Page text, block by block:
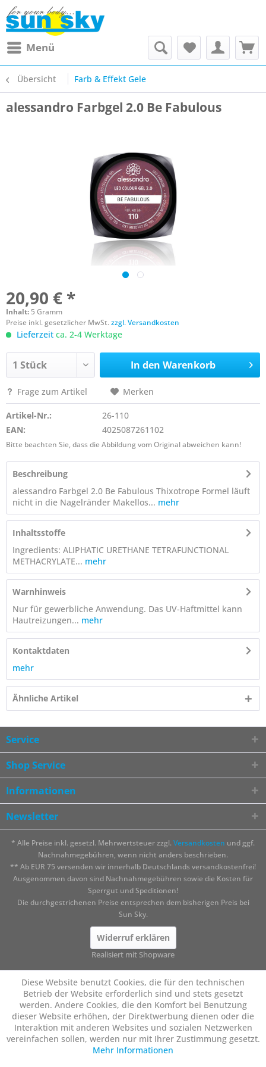
Menü
Übersicht Farb & Effekt Gele
alessandro Farbgel 2.0 Be Fabulous
20,90 € *
Inhalt: 5 Gramm
Preise inkl. gesetzlicher MwSt.zzgl. Versandkosten
Lieferzeit ca. 2-4 Werktage
In den Warenkorb
Frage zum Artikel Merken
Artikel-Nr.:
26-110
EAN:
4025087261102
Bitte beachten Sie, dass die Abbildung vom Original abweichen kann!
Beschreibung
alessandro Farbgel 2.0 Be Fabulous Thixotrope Formel läuft
nicht in die Nagelränder Makellos... mehr
Inhaltsstoffe
Ingredients: ALIPHATIC URETHANE TETRAFUNCTIONAL
METHACRYLATE... mehr
Warnhinweis
Nur für gewerbliche Anwendung. Das UV-Haftmittel kann
Hautreizungen... mehr
Kontaktdaten
mehr
Ähnliche Artikel
Service
Shop Service
Informationen
Newsletter
* Alle Preise inkl. gesetzl. Mehrwertsteuer zzgl. Versandkosten und ggf.
Nachnahmegebühren, wenn nicht anders beschrieben.
** Ab EUR 75 versenden wir innerhalb Deutschlands versandkostenfrei!
Ausgenommen davon sind Nachnahmegebühren sowie die Kosten für
Sperrgut und Speditionen!
Die durchgestrichenen Preise entsprechen dem bisherigen Preis bei
Sun Sky.
Widerruf erklären
Realisiert mit Shopware
Diese Website benutzt Cookies, die für den technischen
Betrieb der Website erforderlich sind und stets gesetzt
werden. Andere Cookies, die den Komfort bei Benutzung
dieser Website erhöhen, der Direktwerbung dienen oder die
Interaktion mit anderen Websites und sozialen Netzwerken
vereinfachen sollen, werden nur mit Ihrer Zustimmung gesetzt.
Mehr Informationen